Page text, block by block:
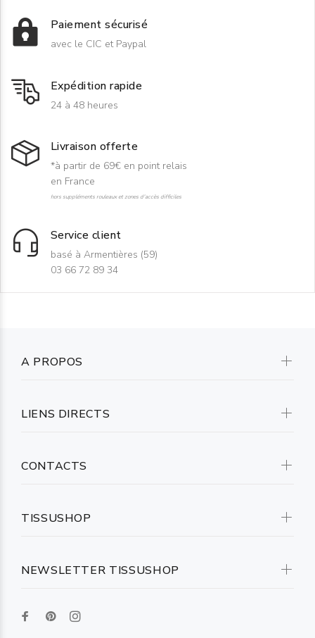
Paiement sécurisé
avec le CIC et Paypal
Expédition rapide
24 à 48 heures
Livraison offerte
*à partir de 69€ en point relais
en France
hors suppléments rouleaux et zones d'accès difficiles
Service client
basé à Armentières (59)
03 66 72 89 34
NEWSLETTER TISSUSHOP
A PROPOS
LIENS DIRECTS
CONTACTS
TISSUSHOP